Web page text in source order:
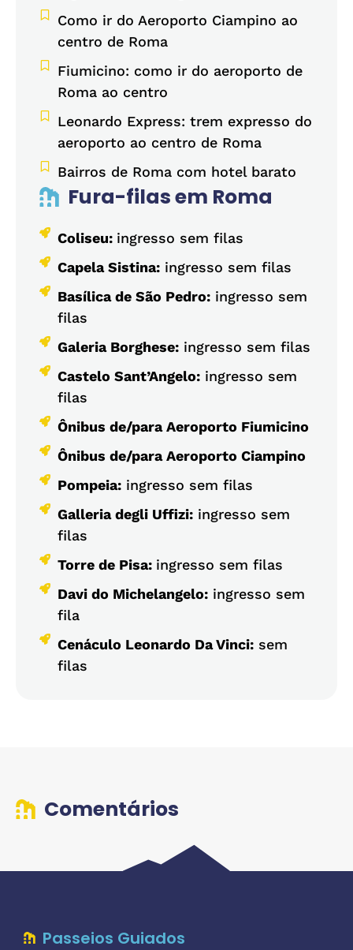
Como ir do Aeroporto Ciampino ao
centro de Roma
Fiumicino: como ir do aeroporto de
Roma ao centro
Leonardo Express: trem expresso do
aeroporto ao centro de Roma
Bairros de Roma com hotel barato
Fura-filas em Roma
Coliseu: ingresso sem filas
Capela Sistina:ingresso sem filas
Basílica de São Pedro:ingresso sem
filas
Galeria Borghese:ingresso sem filas
Castelo Sant’Angelo:ingresso sem
filas
Ônibus de/para Aeroporto Fiumicino
Ônibus de/para Aeroporto Ciampino
Pompeia:ingresso sem filas
Galleria degli Uffizi:ingresso sem
filas
Torre de Pisa: ingresso sem filas
Davi do Michelangelo:ingresso sem
fila
Cenáculo Leonardo Da Vinci:sem
filas
Comentários
Passeios Guiados